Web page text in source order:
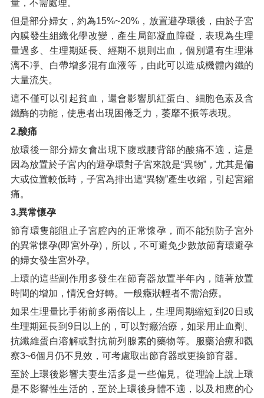
量，不需處理。
但是部分婦女，約為15%~20%，放置避孕環後，由於子宮
內膜發生組織化學改變，產生局部凝血障礙，表現為生理
量過多、生理期延長、經期不規則出血，個別還有生理淋
漓不凈、白帶增多混有血液等，由此可以造成機體內鐵的
大量流失。
這不僅可以引起貧血，還會影響肌紅蛋白、細胞色素及含
鐵酶的功能，使患者出現困倦乏力，萎靡不振等表現。
2.酸痛
放環後一部分婦女會出現下腹或腰背部的酸痛不適，這是
因為放置於子宮內的避孕環對子宮來說是“異物”，尤其是偏
大或位置較低時，子宮為排出這“異物”產生收縮，引起宮縮
痛。
3.異常懷孕
節育環隻能阻止子宮腔內的正常懷孕，而不能預防子宮外
的異常懷孕(即宮外孕)，所以，不可避免少數放節育環避孕
的婦女發生宮外孕。
上環的這些副作用多發生在節育器放置半年內，隨著放置
時間的增加，情況會好轉。一般癥狀輕者不需治療。
如果生理量比手術前多兩倍以上，生理周期縮短到20日或
生理期延長到9日以上的，可以對癥治療，如采用止血劑、
抗纖維蛋白溶解或對抗前列腺素的藥物等。服藥治療和觀
察3~6個月仍不見效，可考慮取出節育器或更換節育器。
至於上環後影響夫妻生活多是一些偏見。從理論上說上環
是不影響性生活的，至於上環後身體不適，以及相應的心